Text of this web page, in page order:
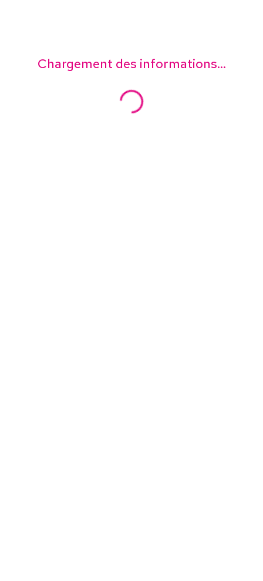
Chargement des informations...